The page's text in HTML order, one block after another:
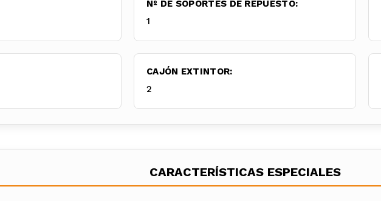
Nº DE SOPORTES DE REPUESTO:
1
CAJÓN EXTINTOR:
2
CARACTERÍSTICAS ESPECIALES